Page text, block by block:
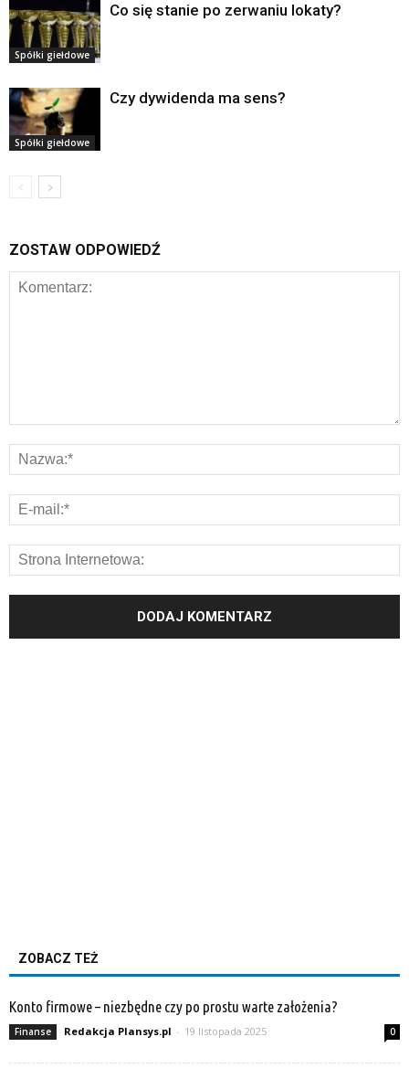
Spółki giełdowe
Co się stanie po zerwaniu lokaty?
Spółki giełdowe
Czy dywidenda ma sens?
ZOSTAW ODPOWIEDŹ
ZOBACZ TEŻ
Konto firmowe – niezbędne czy po prostu warte założenia?
Finanse Redakcja Plansys.pl - 19 listopada 2025 0